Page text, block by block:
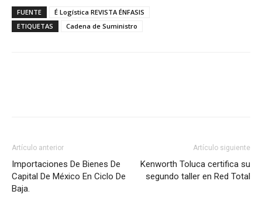
FUENTE
É Logística REVISTA ÉNFASIS
ETIQUETAS
Cadena de Suministro
Artículo anterior
Importaciones De Bienes De
Capital De México En Ciclo De
Baja.
Artículo siguiente
Kenworth Toluca certifica su
segundo taller en Red Total